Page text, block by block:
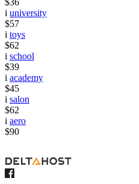
$36
i university
$57
i toys
$62
i school
$39
i academy
$45
i salon
$62
i aero
$90